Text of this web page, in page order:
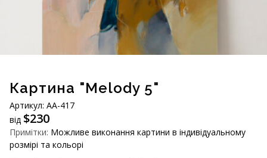
TWD (NT$)
Картина "Melody 5"
Артикул: AA-417
від $230
Примітки: Можливе виконання картини в індивідуальному
розмірі та кольорі